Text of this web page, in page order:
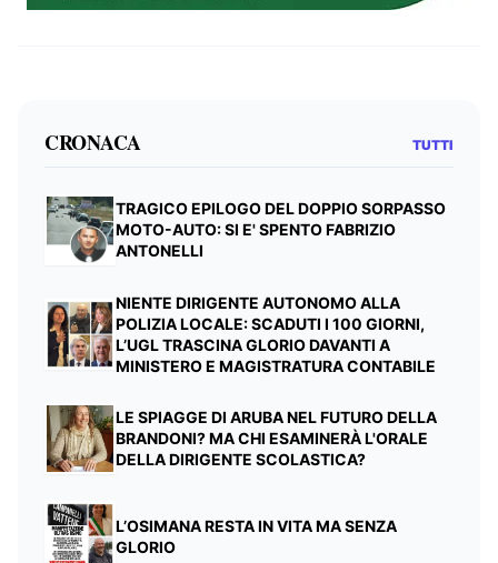
CRONACA TUTTI
TRAGICO EPILOGO DEL DOPPIO SORPASSO
MOTO-AUTO: SI E' SPENTO FABRIZIO
ANTONELLI
NIENTE DIRIGENTE AUTONOMO ALLA
POLIZIA LOCALE: SCADUTI I 100 GIORNI,
L’UGL TRASCINA GLORIO DAVANTI A
MINISTERO E MAGISTRATURA CONTABILE
LE SPIAGGE DI ARUBA NEL FUTURO DELLA
BRANDONI? MA CHI ESAMINERÀ L'ORALE
DELLA DIRIGENTE SCOLASTICA?
L’OSIMANA RESTA IN VITA MA SENZA
GLORIO